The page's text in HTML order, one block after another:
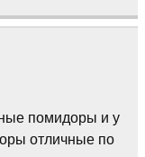
помидоры и у
отличные по